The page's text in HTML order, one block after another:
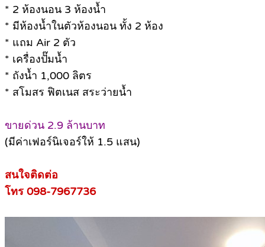
* 2 ห้องนอน 3 ห้องน้ำ
* มีห้องน้ำในตัวห้องนอน ทั้ง 2 ห้อง
* แถม Air 2 ตัว
* เครื่องปั๊มน้ำ
* ถังน้ำ 1,000 ลิตร
* สโมสร ฟิตเนส สระว่ายน้ำ
ขายด่วน 2.9 ล้านบาท
(มีค่าเฟอร์นิเจอร์ให้ 1.5 แสน)
สนใจติดต่อ
โทร 098-7967736